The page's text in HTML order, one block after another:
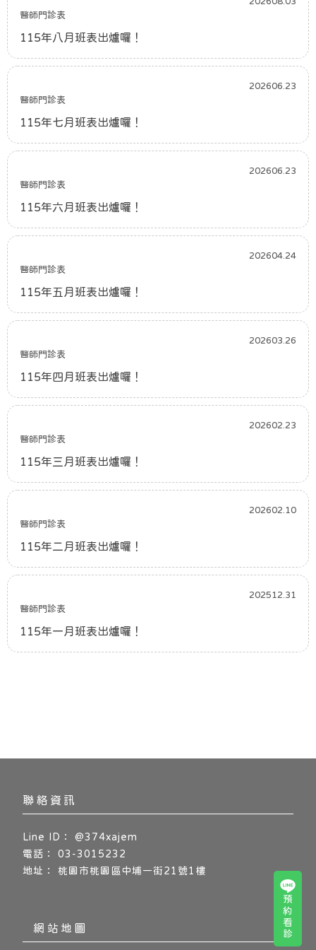
醫師門診表
115年八月班表出爐囉！
202606.23
醫師門診表
115年七月班表出爐囉！
202606.23
醫師門診表
115年六月班表出爐囉！
202604.24
醫師門診表
115年五月班表出爐囉！
202603.26
醫師門診表
115年四月班表出爐囉！
202602.23
醫師門診表
115年三月班表出爐囉！
202602.10
醫師門診表
115年二月班表出爐囉！
202512.31
醫師門診表
115年一月班表出爐囉！
@374xajem
03-3015232
桃園市桃園區中埔一街21號1樓
預約看診